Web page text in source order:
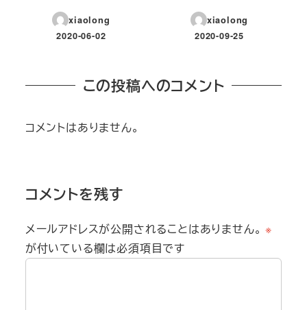
xiaolong
投稿日
2020-06-02
xiaolong
投稿日
2020-09-25
この投稿へのコメント
コメントはありません。
コメントを残す
メールアドレスが公開されることはありません。 ※
が付いている欄は必須項目です